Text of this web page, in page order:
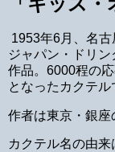
1953年6月、名
ジャパン・ドリ
作品。6000程の
となったカクテル
作者は東京・銀座
カクテル名の由